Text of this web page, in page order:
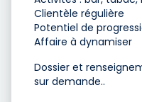
Clientèle régulière
Potentiel de
Affaire à dynamiser
Dossier et
sur demande..